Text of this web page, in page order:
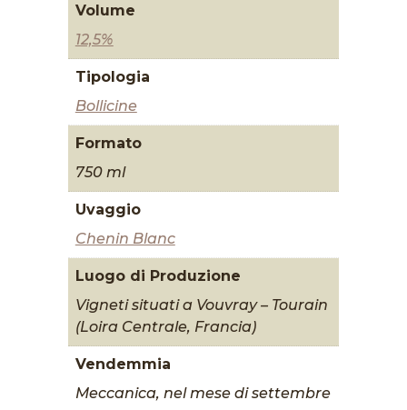
Volume
12,5%
Tipologia
Bollicine
Formato
750 ml
Uvaggio
Chenin Blanc
Luogo di Produzione
Vigneti situati a Vouvray – Tourain
(Loira Centrale, Francia)
Vendemmia
Meccanica, nel mese di settembre